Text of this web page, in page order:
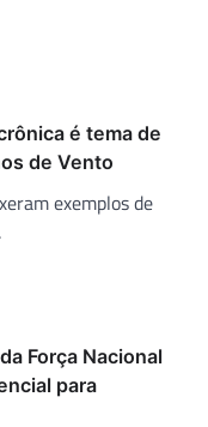
é tema de
de Vento
exemplos de
Força Nacional
para